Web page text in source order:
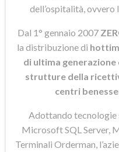
dell’ospitalità,
Dal 1° gennaio 2007
la distribuzione di
di ultima
strutture della
centri
Adottando tecnologie
Microsoft SQL Server,
Terminali Orderman,